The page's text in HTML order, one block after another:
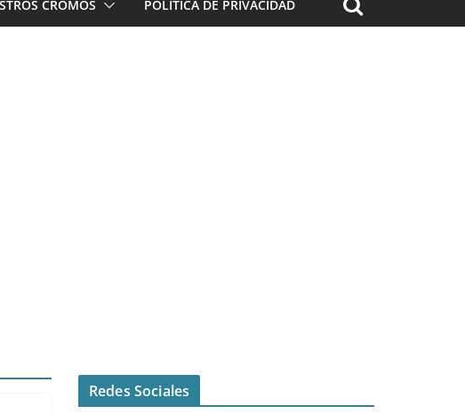
CROMOS POLÍTICA DE PRIVACIDAD
Redes Sociales